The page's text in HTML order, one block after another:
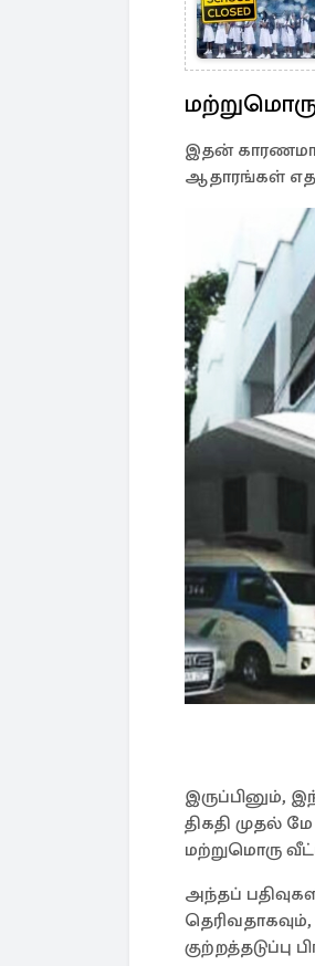
மற்றுமொரு
இதன்
ஆதாரங்கள்
இருப்பினும்,
திகதி முதல்
மற்றுமொரு
அந்தப்
குற்றத்தடுப்பு